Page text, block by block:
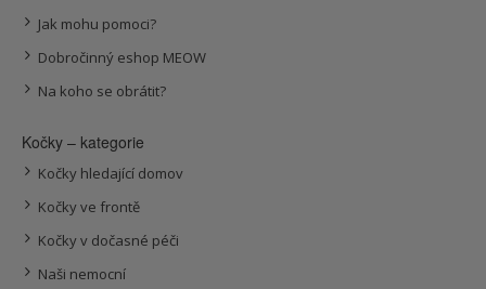
Jak mohu pomoci?
Dobročinný eshop MEOW
Na koho se obrátit?
Kočky – kategorie
Kočky hledající domov
Kočky ve frontě
Kočky v dočasné péči
Naši nemocní